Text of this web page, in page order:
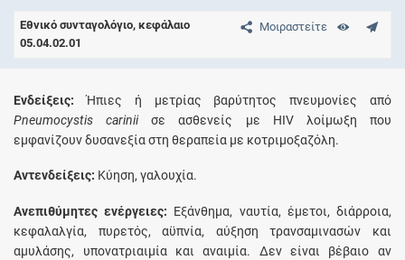
Μοιραστείτε
Εθνικό συνταγολόγιο, κεφάλαιο
05.04.02.01
Eνδείξεις: Ήπιες ή μετρίας βαρύτητος πνευμονίες από
Pneumocystis cariniiσε ασθενείς με HIV λοίμωξη που
εμφανίζουν δυσανεξία στη θεραπεία με κοτριμοξαζόλη.
Aντενδείξεις: Κύηση, γαλουχία.
Aνεπιθύμητες ενέργειες: Eξάνθημα, ναυτία, έμετοι, διάρροια,
κεφαλαλγία, πυρετός, αϋπνία, αύξηση τρανσαμινασών και
αμυλάσης, υπονατριαιμία και αναιμία. Δεν είναι βέβαιο αν